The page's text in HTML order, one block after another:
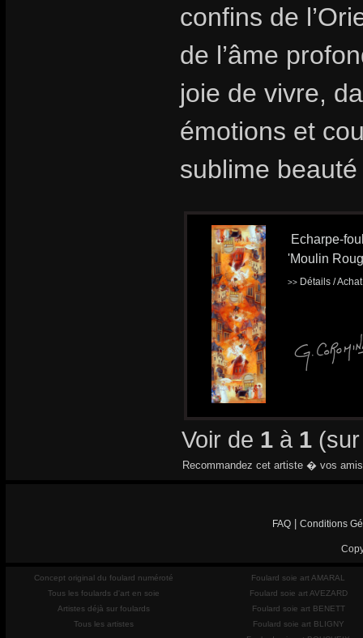
confins de
de l’âme
joie de vivre,
émotions et
sublime
Echarpe-
'Moulin
>> Détails /
Voir de 1 à 1
Recommandez cet artiste � vos
FAQ Conditions
Concept original du foulard numéroté
Tous les foulards d'art en soie
Artistes déjà sur foulards
Tous les artistes
Foulard soie art AMARAL
Foulard soie art AVEZARD
Foulard soie art BENETT
Foulard soie art BLIGNY